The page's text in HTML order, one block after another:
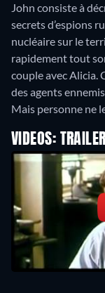
John consiste à
secrets d’espions
nucléaire sur le
rapidement tout
couple avec Alicia.
des agents
Mais personne ne
VIDEOS: